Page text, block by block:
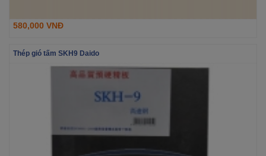
580,000 VNĐ
Thép gió tấm SKH9 Daido